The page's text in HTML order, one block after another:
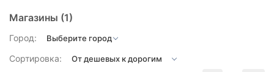
Магазины (1)
Город:
Сортировка: